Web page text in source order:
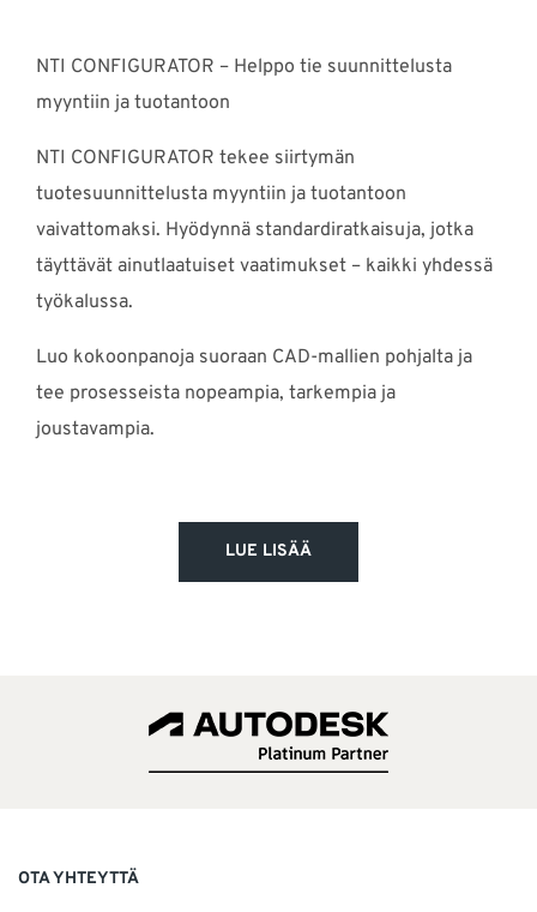
NTI CONFIGURATOR – Helppo tie suunnittelusta
myyntiin ja tuotantoon
NTI CONFIGURATOR tekee siirtymän
tuotesuunnittelusta myyntiin ja tuotantoon
vaivattomaksi. Hyödynnä standardiratkaisuja, jotka
täyttävät ainutlaatuiset vaatimukset – kaikki yhdessä
työkalussa.
Luo kokoonpanoja suoraan CAD-mallien pohjalta ja
tee prosesseista nopeampia, tarkempia ja
joustavampia.
LUE LISÄÄ
OTA YHTEYTTÄ